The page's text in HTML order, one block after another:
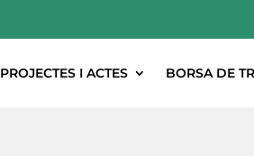
PROJECTES I ACTES BORSA DE